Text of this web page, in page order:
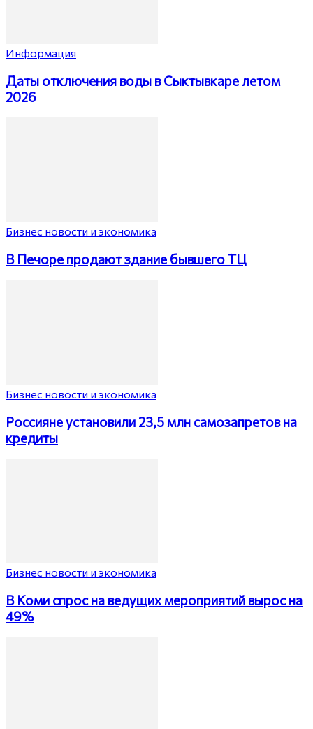
Информация
Даты отключения воды в Сыктывкаре летом
2026
Бизнес новости и экономика
В Печоре продают здание бывшего ТЦ
Бизнес новости и экономика
Россияне установили 23,5 млн самозапретов на
кредиты
Бизнес новости и экономика
В Коми спрос на ведущих мероприятий вырос на
49%